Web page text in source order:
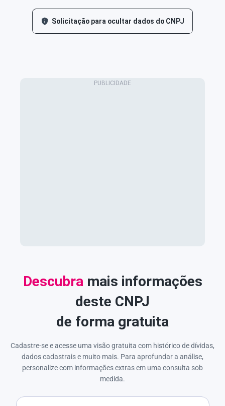
Solicitação para ocultar dados do CNPJ
Descubra mais informações
deste CNPJ
de forma gratuita
Cadastre-se e acesse uma visão gratuita com histórico de dívidas,
dados cadastrais e muito mais. Para aprofundar a análise,
personalize com informações extras em uma consulta sob
medida.